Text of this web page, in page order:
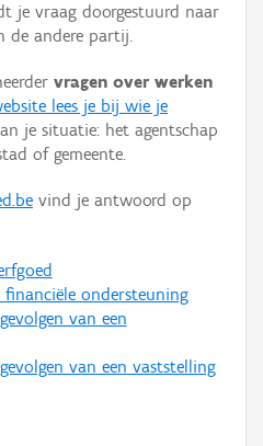
je vraag doorgestuurd naar
de andere partij.
vragen over werken
lees je bij wie je
je situatie: het agentschap
of gemeente.
vind je antwoord op
ondersteuning
van een
van een vaststelling